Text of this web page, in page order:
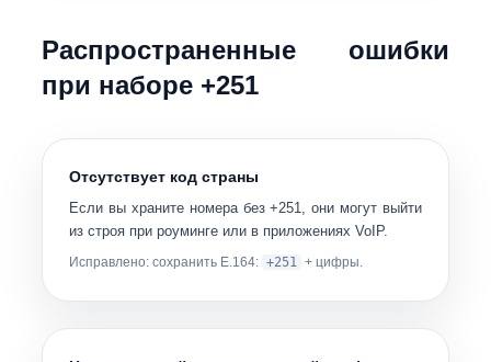
Распространенные ошибки
при наборе +251
Отсутствует код страны
Если вы храните номера без+251, они могут выйти
из строя при роуминге или в приложениях VoIP.
Исправлено: сохранить E.164: +251 + цифры.